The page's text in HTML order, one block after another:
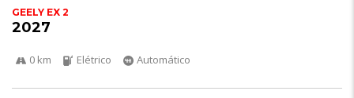
GEELY EX 2
2027
0 km Elétrico Automático